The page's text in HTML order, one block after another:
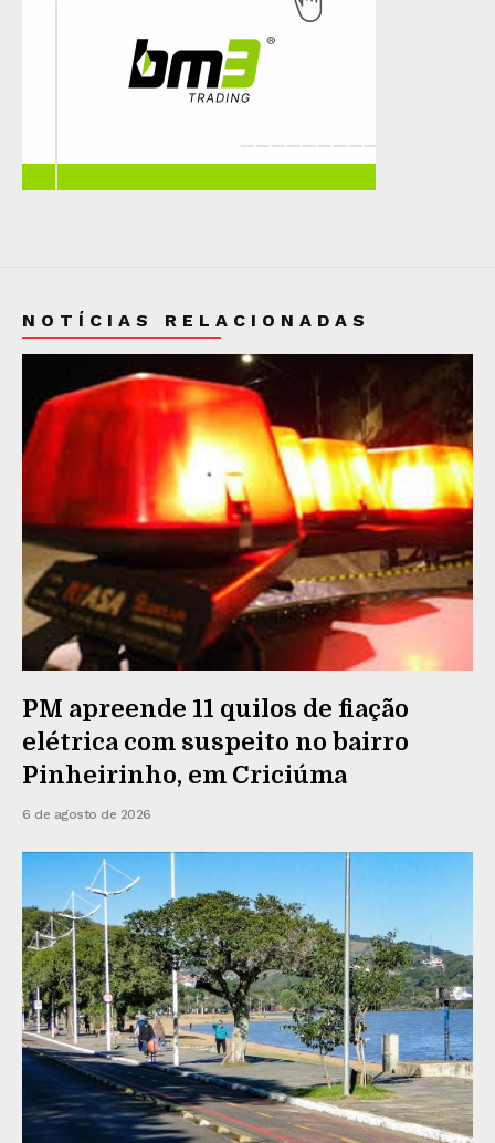
NOTÍCIAS RELACIONADAS
PM apreende 11 quilos de fiação
elétrica com suspeito no bairro
Pinheirinho, em Criciúma
6 de agosto de 2026